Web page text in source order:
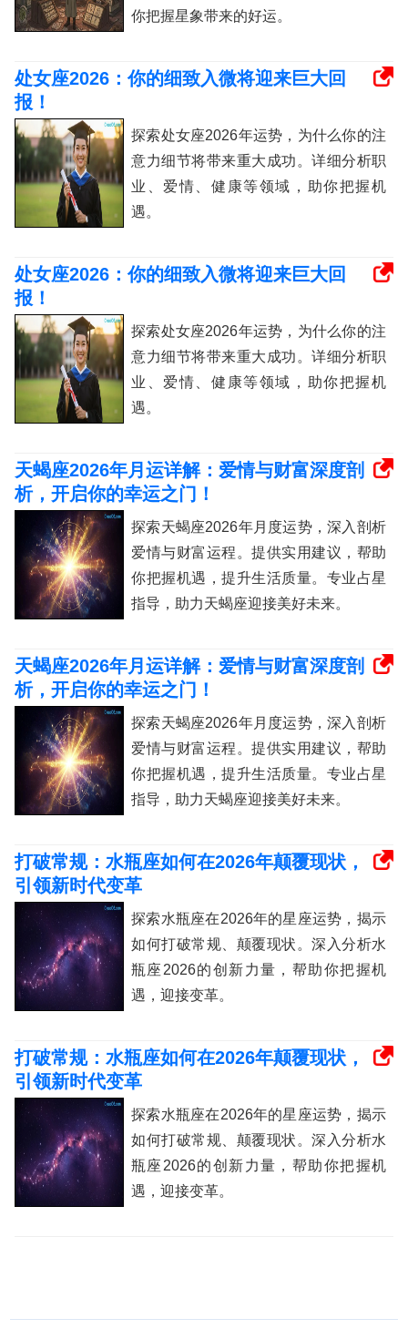
你把握星象带来的好运。
处女座2026：你的细致入微将迎来巨大回
报！
探索处女座2026年运势，为什么你的注
意力细节将带来重大成功。详细分析职
业、爱情、健康等领域，助你把握机
遇。
处女座2026：你的细致入微将迎来巨大回
报！
探索处女座2026年运势，为什么你的注
意力细节将带来重大成功。详细分析职
业、爱情、健康等领域，助你把握机
遇。
天蝎座2026年月运详解：爱情与财富深度剖
析，开启你的幸运之门！
探索天蝎座2026年月度运势，深入剖析
爱情与财富运程。提供实用建议，帮助
你把握机遇，提升生活质量。专业占星
指导，助力天蝎座迎接美好未来。
天蝎座2026年月运详解：爱情与财富深度剖
析，开启你的幸运之门！
探索天蝎座2026年月度运势，深入剖析
爱情与财富运程。提供实用建议，帮助
你把握机遇，提升生活质量。专业占星
指导，助力天蝎座迎接美好未来。
打破常规：水瓶座如何在2026年颠覆现状，
引领新时代变革
探索水瓶座在2026年的星座运势，揭示
如何打破常规、颠覆现状。深入分析水
瓶座2026的创新力量，帮助你把握机
遇，迎接变革。
打破常规：水瓶座如何在2026年颠覆现状，
引领新时代变革
探索水瓶座在2026年的星座运势，揭示
如何打破常规、颠覆现状。深入分析水
瓶座2026的创新力量，帮助你把握机
遇，迎接变革。